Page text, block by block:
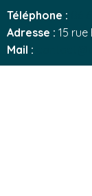
Téléphone :
Adresse : 15
Mail :